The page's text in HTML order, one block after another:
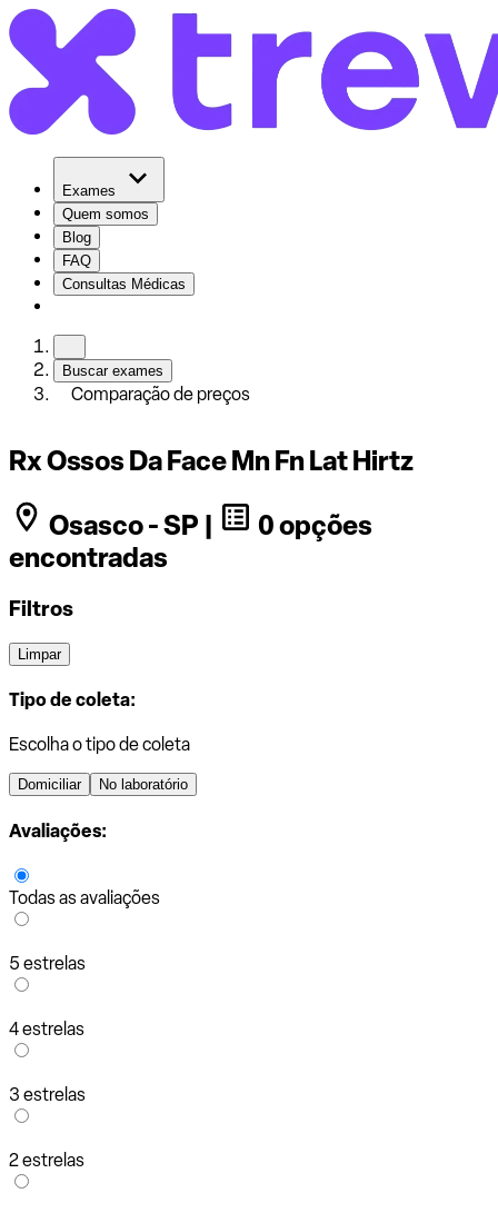
Exames
Quem somos
Blog
FAQ
Consultas Médicas
Buscar exames
Comparação de preços
Rx Ossos Da Face Mn Fn Lat Hirtz
Osasco - SP |
0 opções
encontradas
Filtros
Limpar
Tipo de coleta:
Escolha o tipo de coleta
Domiciliar No laboratório
Avaliações:
Todas as avaliações
5 estrelas
4 estrelas
3 estrelas
2 estrelas